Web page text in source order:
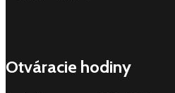
Otváracie hodiny